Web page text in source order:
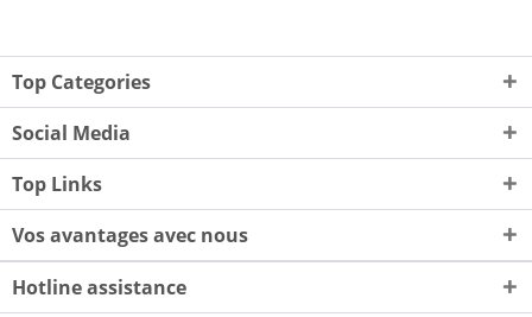
Top Categories
Social Media
Top Links
Vos avantages avec nous
Hotline assistance